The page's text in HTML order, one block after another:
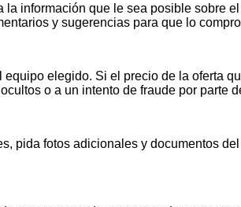
información que le sea posible sobre
y sugerencias para que lo
elegido. Si el precio de la oferta
o a un intento de fraude por parte
pida fotos adicionales y documentos